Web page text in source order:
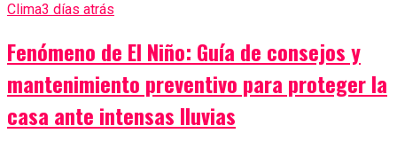
Clima3 días atrás
Fenómeno de El Niño: Guía de consejos y
mantenimiento preventivo para proteger la
casa ante intensas lluvias